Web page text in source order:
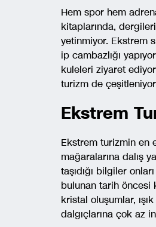
Hem spor hem
kitaplarında,
yetinmiyor. Ekstrem
ip cambazlığı
kuleleri ziyaret
turizm de
Ekstrem
Ekstrem turizmin en
mağaralarına dalış
taşıdığı bilgiler
bulunan tarih öncesi
kristal oluşumlar,
dalgıçlarına çok az